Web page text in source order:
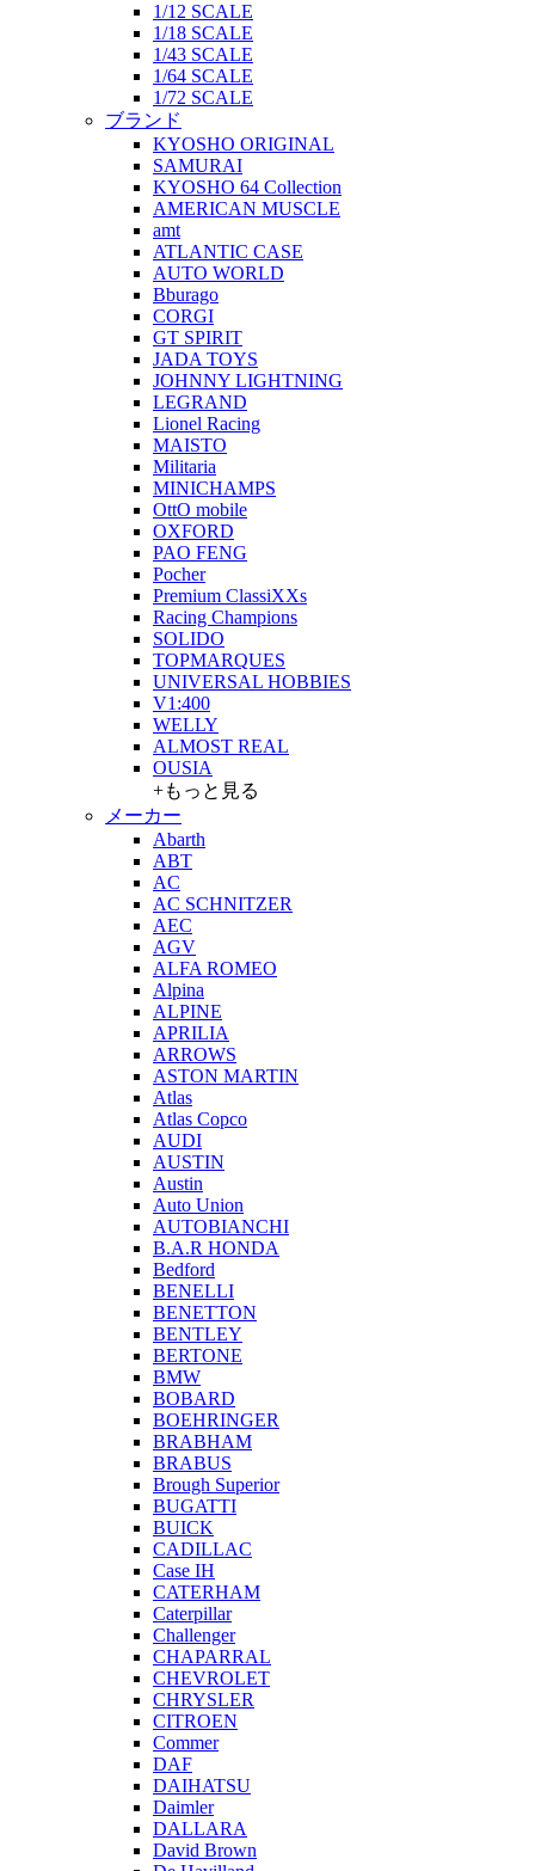
1/12 SCALE
1/18 SCALE
1/43 SCALE
1/64 SCALE
1/72 SCALE
ブランド
KYOSHO ORIGINAL
SAMURAI
KYOSHO 64 Collection
AMERICAN MUSCLE
amt
ATLANTIC CASE
AUTO WORLD
Bburago
CORGI
GT SPIRIT
JADA TOYS
JOHNNY LIGHTNING
LEGRAND
Lionel Racing
MAISTO
Militaria
MINICHAMPS
OttO mobile
OXFORD
PAO FENG
Pocher
Premium ClassiXXs
Racing Champions
SOLIDO
TOPMARQUES
UNIVERSAL HOBBIES
V1:400
WELLY
ALMOST REAL
OUSIA
+もっと見る
メーカー
Abarth
ABT
AC
AC SCHNITZER
AEC
AGV
ALFA ROMEO
Alpina
ALPINE
APRILIA
ARROWS
ASTON MARTIN
Atlas
Atlas Copco
AUDI
AUSTIN
Austin
Auto Union
AUTOBIANCHI
B.A.R HONDA
Bedford
BENELLI
BENETTON
BENTLEY
BERTONE
BMW
BOBARD
BOEHRINGER
BRABHAM
BRABUS
Brough Superior
BUGATTI
BUICK
CADILLAC
Case IH
CATERHAM
Caterpillar
Challenger
CHAPARRAL
CHEVROLET
CHRYSLER
CITROEN
Commer
DAF
DAIHATSU
Daimler
DALLARA
David Brown